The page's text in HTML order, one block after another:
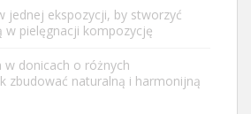
jednej ekspozycji, by stworzyć
w pielęgnacji kompozycję
w donicach o różnych
zbudować naturalną i harmonijną